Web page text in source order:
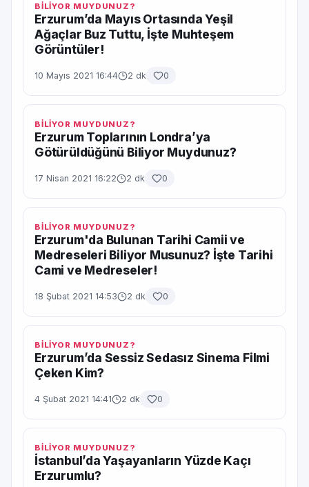
BİLİYOR MUYDUNUZ?
Erzurum’da Mayıs Ortasında Yeşil
Ağaçlar Buz Tuttu, İşte Muhteşem
Görüntüler!
10 Mayıs 2021 16:44 2 dk 0
BİLİYOR MUYDUNUZ?
Erzurum Toplarının Londra’ya
Götürüldüğünü Biliyor Muydunuz?
17 Nisan 2021 16:22 2 dk 0
BİLİYOR MUYDUNUZ?
Erzurum'da Bulunan Tarihi Camii ve
Medreseleri Biliyor Musunuz? İşte Tarihi
Cami ve Medreseler!
18 Şubat 2021 14:53 2 dk 0
BİLİYOR MUYDUNUZ?
Erzurum’da Sessiz Sedasız Sinema Filmi
Çeken Kim?
4 Şubat 2021 14:41 2 dk 0
BİLİYOR MUYDUNUZ?
İstanbul’da Yaşayanların Yüzde Kaçı
Erzurumlu?